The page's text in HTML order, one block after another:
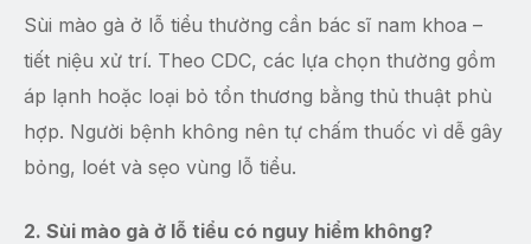
Sùi mào gà ở lỗ tiểu thường cần bác sĩ nam khoa –
tiết niệu xử trí. Theo CDC, các lựa chọn thường gồm
áp lạnh hoặc loại bỏ tổn thương bằng thủ thuật phù
hợp. Người bệnh không nên tự chấm thuốc vì dễ gây
bỏng, loét và sẹo vùng lỗ tiểu.
2. Sùi mào gà ở lỗ tiểu có nguy hiểm không?